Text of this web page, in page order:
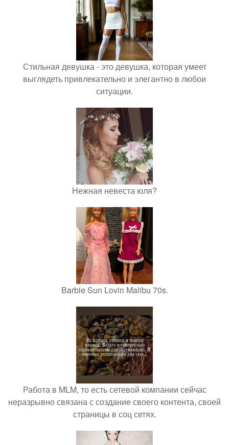
Стильная девушка - это девушка, которая умеет
выглядеть привлекательно и элегантно в любои
ситуации.
Нежная невеста юля?
Barbie Sun Lovin Malibu 70s.
Работа в MLM, то есть сетевой компании сейчас
неразрывно связана с создание своего контента, своей
страницы в соц сетях.